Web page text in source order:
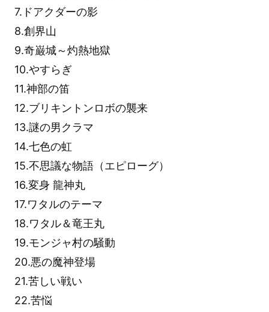
7.ドアクダーの影
8.創界山
9.奇巌城～灼熱地獄
10.やすらぎ
11.神部の笛
12.ブリキントンロボの襲来
13.謎の男クラマ
14.七色の虹
15.不思議な物語（エピローグ）
16.変身 龍神丸
17.ワタルのテーマ
18.ワタル＆竜王丸
19.モンジャ村の騒動
20.悪の魔神登場
21.苦しい戦い
22.苦悩